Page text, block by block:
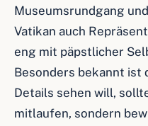
Museumsrundgang
Vatikan auch
eng mit päpstlicher
Besonders bekannt ist
Details sehen will,
mitlaufen, sondern